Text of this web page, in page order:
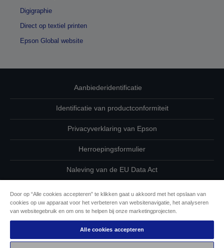
Digigraphie
Direct op textiel printen
Epson Global website
Aanbiederidentificatie
Identificatie van productconformiteit
Privacyverklaring van Epson
Herroepingsformulier
Naleving van de EU Data Act
Cookie-informatie
De toewijding van Epson aan toegankelijkheid
Door op “Alle cookies accepteren” te klikken gaat u akkoord met het opslaan van
cookies op uw apparaat voor het verbeteren van websitenavigatie, het analyseren
van websitegebruik en om ons te helpen bij onze marketingprojecten.
Alle cookies accepteren